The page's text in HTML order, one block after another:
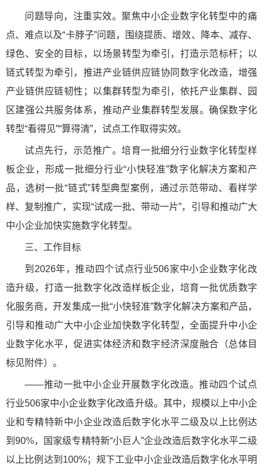
问题导向，注重实效。聚焦中小企业数字化转型中的痛
点、难点以及“卡脖子”问题，围绕提质、增效、降本、减存、
绿色、安全的目标，以场景转型为牵引，打造示范标杆；以
链式转型为牵引，推进产业链供应链协同数字化改造，增强
产业链供应链韧性；以集群转型为牵引，依托产业集群、园
区建强公共服务体系，推动产业集群转型发展。确保数字化
转型“看得见”“算得清”，试点工作取得实效。
试点先行，示范推广。培育一批细分行业数字化转型样
板企业，形成一批细分行业“小快轻准”数字化解决方案和产
品，选树一批“链式”转型典型案例，通过示范带动、看样学
样、复制推广，实现“试成一批、带动一片”，引导和推动广大
中小企业加快实施数字化转型。
三、工作目标
到2026年，推动四个试点行业506家中小企业数字化改
造升级，打造一批数字化改造样板企业，培育一批优质数字
化服务商，开发集成一批“小快轻准”数字化解决方案和产品，
引导和推动广大中小企业加快数字化转型，全面提升中小企
业数字化水平，促进实体经济和数字经济深度融合（总体目
标见附件）。
——推动一批中小企业开展数字化改造。推动四个试点
行业506家中小企业数字化改造升级。其中，规模以上中小企
业和专精特新中小企业改造后数字化水平二级及以上比例达
到90%，国家级专精特新“小巨人”企业改造后数字化水平二级
以上比例达到100%；规下工业中小企业改造后数字化水平明